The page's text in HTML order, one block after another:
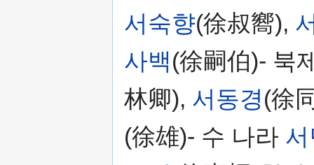
서숙향(徐叔嚮),
사백(徐嗣伯)- 북
林卿), 서동경(徐
(徐雄)- 수 나라